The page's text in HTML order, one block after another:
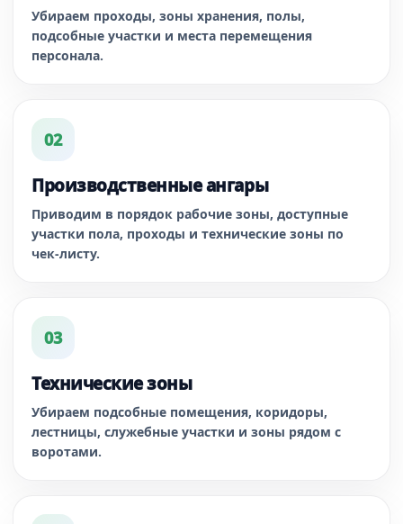
Убираем проходы, зоны хранения, полы,
подсобные участки и места перемещения
персонала.
02
Производственные ангары
Приводим в порядок рабочие зоны, доступные
участки пола, проходы и технические зоны по
чек-листу.
03
Технические зоны
Убираем подсобные помещения, коридоры,
лестницы, служебные участки и зоны рядом с
воротами.